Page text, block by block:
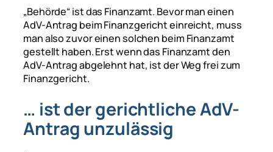
„Behörde“ ist das Finanzamt. Bevor man einen
AdV-Antrag beim Finanzgericht einreicht, muss
man also zuvor einen solchen beim Finanzamt
gestellt haben. Erst wenn das Finanzamt den
AdV-Antrag abgelehnt hat, ist der Weg frei zum
Finanzgericht.
… ist der gerichtliche AdV-
Antrag unzulässig